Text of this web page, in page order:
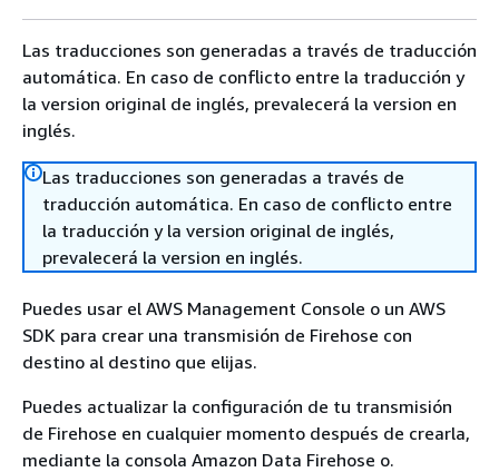
Las traducciones son generadas a través de traducción
automática. En caso de conflicto entre la traducción y
la version original de inglés, prevalecerá la version en
inglés.
Las traducciones son generadas a través de
traducción automática. En caso de conflicto entre
la traducción y la version original de inglés,
prevalecerá la version en inglés.
Puedes usar el AWS Management Console o un AWS
SDK para crear una transmisión de Firehose con
destino al destino que elijas.
Puedes actualizar la configuración de tu transmisión
de Firehose en cualquier momento después de crearla,
mediante la consola Amazon Data Firehose o.